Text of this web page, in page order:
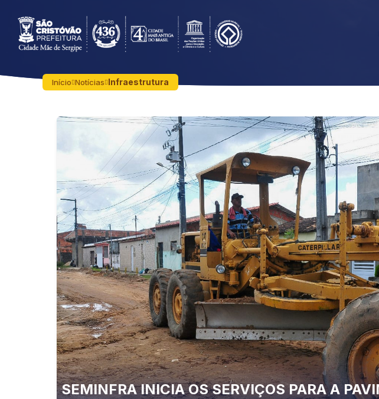
Início Notícias Infraestrutura
SEMINFRA INICIA OS SERVIÇOS PARA A